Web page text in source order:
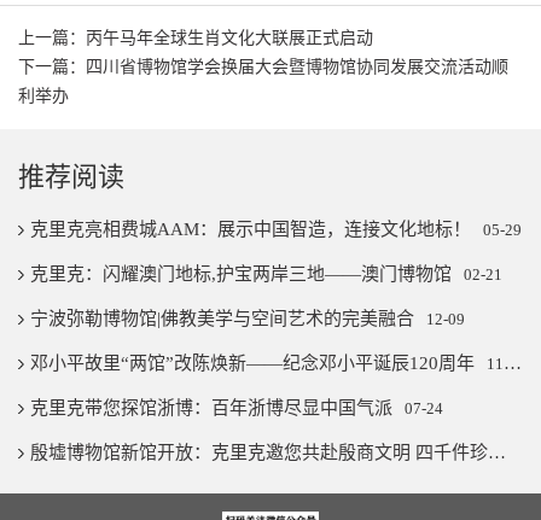
上一篇：丙午马年全球生肖文化大联展正式启动
下一篇：四川省博物馆学会换届大会暨博物馆协同发展交流活动顺
利举办
推荐阅读
克里克亮相费城AAM：展示中国智造，连接文化地标！ 05-29
克里克：闪耀澳门地标,护宝两岸三地——澳门博物馆 02-21
宁波弥勒博物馆|佛教美学与空间艺术的完美融合 12-09
邓小平故里“两馆”改陈焕新——纪念邓小平诞辰120周年 11-07
克里克带您探馆浙博：百年浙博尽显中国气派 07-24
殷墟博物馆新馆开放：克里克邀您共赴殷商文明 四千件珍宝璨若星河